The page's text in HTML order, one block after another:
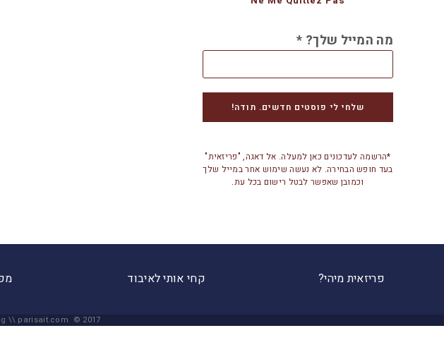
מה המייל שלך? *
*הרשמה לעדכונים כאן למעלה. אל דאגה, "פריזאית"
בעד חופש הבחירה. לא נעשה שימוש אחר במייל שלך
וכמובן שאפשר לבטל רישום בכל עת.
פריזאית מיהי? קחי אותי לאיבוד
\\ parisait.com © 2017